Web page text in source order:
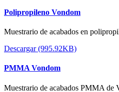
Polipropileno Vondom
Muestrario de acabados en
Descargar (995.92KB)
PMMA Vondom
Muestrario de acabados PMMA de